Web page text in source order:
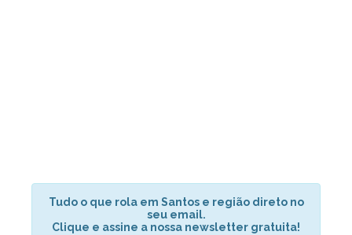
Tudo o que rola em Santos e região direto no
seu email.
Clique e assine a nossa newsletter gratuita!